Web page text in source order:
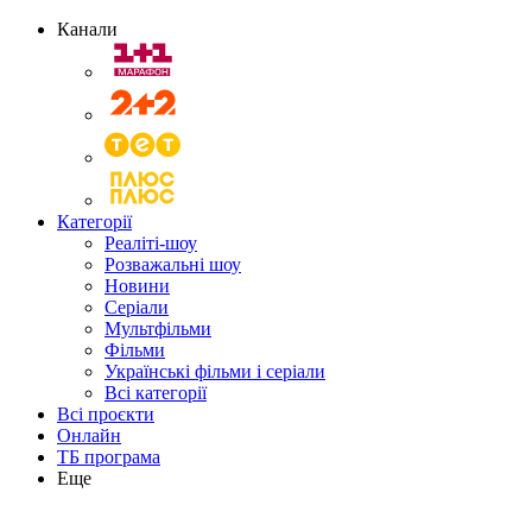
Канали
Категорії
Реаліті-шоу
Розважальні шоу
Новини
Серіали
Мультфільми
Фільми
Українські фільми і серіали
Всі категорії
Всі проєкти
Онлайн
ТБ програма
Еще